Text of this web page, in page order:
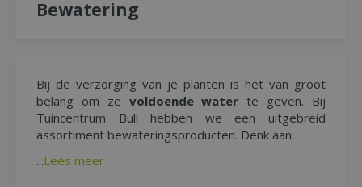
Bewatering
Bij de verzorging van je planten is het van groot
belang om ze voldoende water te geven. Bij
Tuincentrum Bull hebben we een uitgebreid
assortiment bewateringsproducten. Denk aan:
...Lees meer